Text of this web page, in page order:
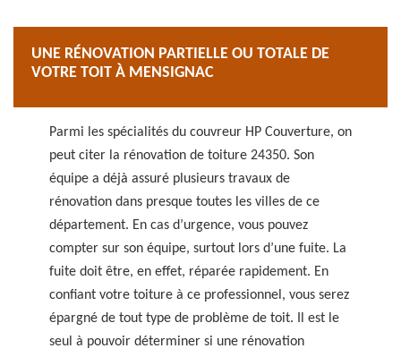
UNE RÉNOVATION PARTIELLE OU TOTALE DE
VOTRE TOIT À MENSIGNAC
Parmi les spécialités du couvreur HP Couverture, on
peut citer la rénovation de toiture 24350. Son
équipe a déjà assuré plusieurs travaux de
rénovation dans presque toutes les villes de ce
département. En cas d’urgence, vous pouvez
compter sur son équipe, surtout lors d’une fuite. La
fuite doit être, en effet, réparée rapidement. En
confiant votre toiture à ce professionnel, vous serez
épargné de tout type de problème de toit. Il est le
seul à pouvoir déterminer si une rénovation